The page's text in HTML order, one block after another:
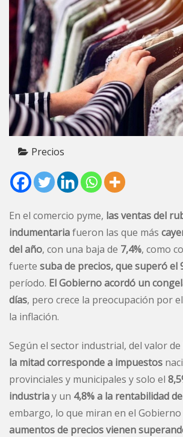
Precios
En el comercio pyme, las ventas del
indumentariafueron las que más
del año, con una baja de 7,4%, como
fuerte suba de precios, que superó el
período. El Gobierno acordó un
días, pero crece la preocupación por
la inflación.
Según el sector industrial, del valor
la mitad corresponde a impuestos
provinciales y municipales y solo el
industriay un 4,8% a la rentabilidad
embargo, lo que miran en el Gobierno
aumentos de precios vienen